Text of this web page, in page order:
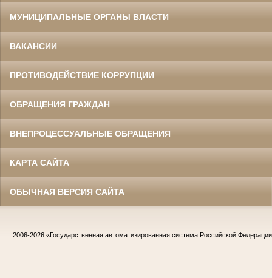
МУНИЦИПАЛЬНЫЕ ОРГАНЫ ВЛАСТИ
ВАКАНСИИ
ПРОТИВОДЕЙСТВИЕ КОРРУПЦИИ
ОБРАЩЕНИЯ ГРАЖДАН
ВНЕПРОЦЕССУАЛЬНЫЕ ОБРАЩЕНИЯ
КАРТА САЙТА
ОБЫЧНАЯ ВЕРСИЯ САЙТА
2006-2026 «Государственная автоматизированная система Российской